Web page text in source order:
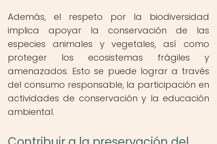
Además, el respeto por la biodiversidad
implica apoyar la conservación de las
especies animales y vegetales, así como
proteger los ecosistemas frágiles y
amenazados. Esto se puede lograr a través
del consumo responsable, la participación en
actividades de conservación y la educación
ambiental.